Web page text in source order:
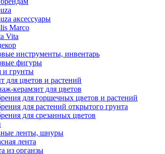
аксессуары
Marco
Vita
инструменты, инвентарь
фигуры
и грунты
для цветов и растений
керамзит для цветов
для горшечных цветов и растений
для растений открытого грунта
для срезанных цветов
ленты, шнуры
лента
из органзы